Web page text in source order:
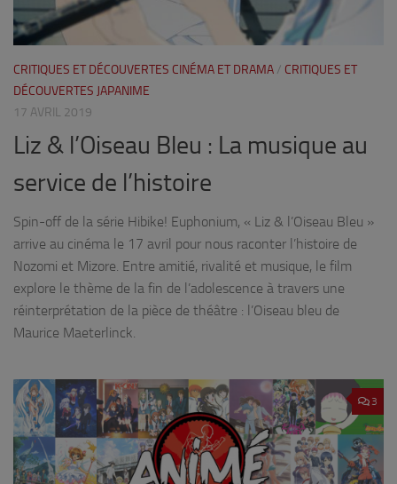
CRITIQUES ET DÉCOUVERTES CINÉMA ET DRAMA / CRITIQUES ET
DÉCOUVERTES JAPANIME
17 AVRIL 2019
Liz & l’Oiseau Bleu : La musique au
service de l’histoire
Spin-off de la série Hibike! Euphonium, « Liz & l’Oiseau Bleu »
arrive au cinéma le 17 avril pour nous raconter l’histoire de
Nozomi et Mizore. Entre amitié, rivalité et musique, le film
explore le thème de la fin de l’adolescence à travers une
réinterprétation de la pièce de théâtre : l’Oiseau bleu de
Maurice Maeterlinck.
3